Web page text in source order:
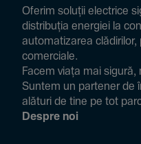
Oferim soluții electrice
distribuția energiei la
auto­ma­ti­zarea
comer­ciale.
Facem viața mai
Suntem un partener de
alături de tine pe tot
Despre noi